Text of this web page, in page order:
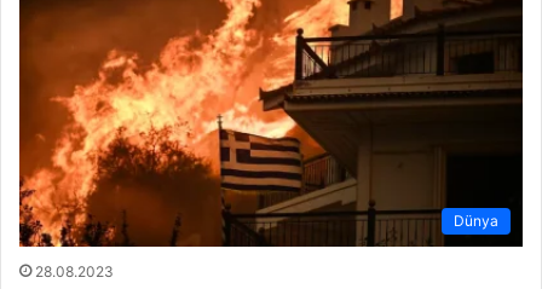
Dünya
28.08.2023